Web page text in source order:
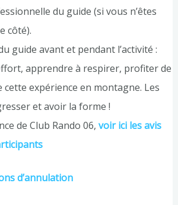
du guide (si vous n’êtes
côté).
guide avant et pendant l’activité :
apprendre à respirer, profiter de
cette expérience en montagne. Les
et avoir la forme !
de Club Rando 06, voir ici les avis
d’annulation